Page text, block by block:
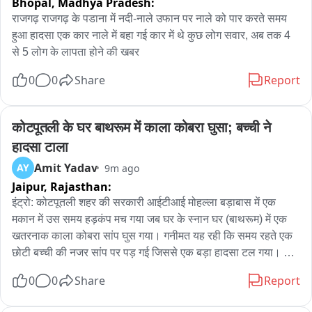
बघायचं काम चालू आहे. पवार प्रायव्हेट लिमिटेड कंपनी आहे. ते सत्ते शिवाय
जगू शकत नाही
आमच आरक्षण संपलेला आहे. यावर सत्तेतला कोण बोलत नाही विरोधातलं
जरांगे यांनी अशांतता निर्माण करण्याचा प्रयत्न केला आहे. शिवराळ भाषा
वापरली जात आहे. जरांगे कडून ओबीसी नेता निवडायचा, त्याची जात
निवडायची ,त्याच  आडनाव निवडायचं त्याच्या आईपर्यंत कुटुंबापर्यंत जायचा
आणि शिवराळ भाषण टीका करायची यातून काय साध्य होणार आहे त्या
समाजाला वाईट वाटणार नाही का ?
एका बाजूला छत्रपती शिवाजी महाराज, माँसाहेब जिजाऊ म्हणायचं दुसऱ्या
बाजूला मुख्यमंत्र्यांच्या आईवर बोलायचे ही कोणती पद्धत आहे.
राजगढ़ राजगढ़ के पडाना में नदी-नाले उफान पर नाले को पार करते समय
हुआ हादसा एक कार नाले में बहा गई कार में थे कुछ लोग सवार, अब तक 4
से 5 लोग के लापता होने की खबर
0 0 Share Report
कोटपूतली के घर बाथरूम में काला कोबरा घुसा; बच्ची ने
हादसा टाला
AY Amit Yadav 9m ago
Jaipur, Rajasthan:
इंट्रो: कोटपूतली शहर की सरकारी आईटीआई मोहल्ला बड़ाबास में एक
मकान में उस समय हड़कंप मच गया जब घर के स्नान घर (बाथरूम) में एक
खतरनाक काला कोबरा सांप घुस गया। गनीमत यह रही कि समय रहते एक
छोटी बच्ची की नजर सांप पर पड़ गई जिससे एक बड़ा हादसा टल गया।
में अचानक एक काला कोबरा सांप घुसकर बाथरूम में चला गया। घर की एक
0 0 Share Report